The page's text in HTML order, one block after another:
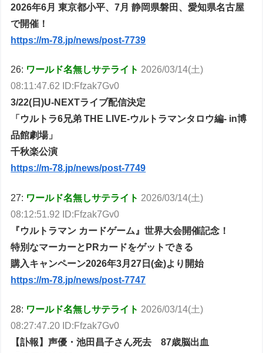
2026年6月 東京都小平、7月 静岡県磐田、愛知県名古屋
で開催！
https://m-78.jp/news/post-7739
26: ワールド名無しサテライト 2026/03/14(土)
08:11:47.62 ID:Ffzak7Gv0
3/22(日)U-NEXTライブ配信決定
「ウルトラ6兄弟 THE LIVE-ウルトラマンタロウ編- in博
品館劇場」
千秋楽公演
https://m-78.jp/news/post-7749
27: ワールド名無しサテライト 2026/03/14(土)
08:12:51.92 ID:Ffzak7Gv0
『ウルトラマン カードゲーム』世界大会開催記念！
特別なマーカーとPRカードをゲットできる
購入キャンペーン2026年3月27日(金)より開始
https://m-78.jp/news/post-7747
28: ワールド名無しサテライト 2026/03/14(土)
08:27:47.20 ID:Ffzak7Gv0
【訃報】声優・池田昌子さん死去 87歳脳出血